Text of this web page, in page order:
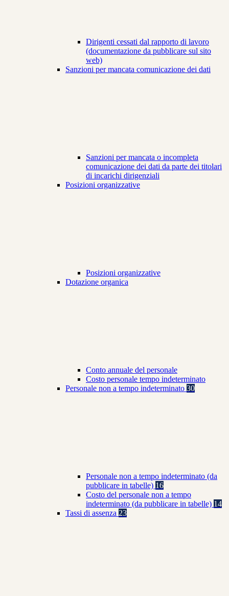
Dirigenti cessati dal rapporto di lavoro
(documentazione da pubblicare sul sito
web)
Sanzioni per mancata comunicazione dei dati
Sanzioni per mancata o incompleta
comunicazione dei dati da parte dei titolari
di incarichi dirigenziali
Posizioni organizzative
Posizioni organizzative
Dotazione organica
Conto annuale del personale
Costo personale tempo indeterminato
Personale non a tempo indeterminato 30
Personale non a tempo indeterminato (da
pubblicare in tabelle) 16
Costo del personale non a tempo
indeterminato (da pubblicare in tabelle) 14
Tassi di assenza 23